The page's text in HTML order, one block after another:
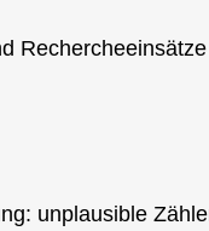
Rechercheeinsätze
unplausible